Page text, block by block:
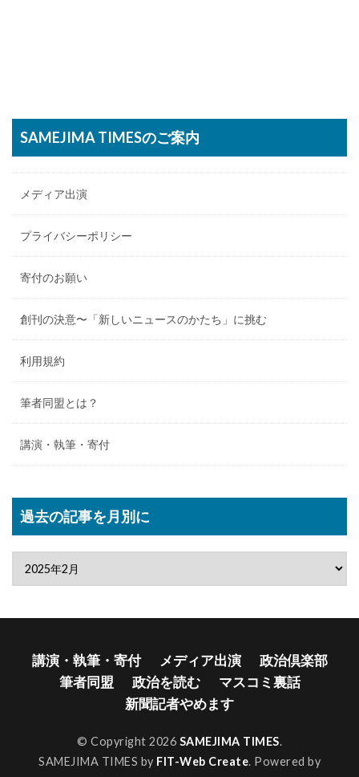
SAMEJIMA TIMESのご案内
メディア出演
プライバシーポリシー
寄付のお願い
創刊の決意〜「新しいニュースのかたち」に挑む
利用規約
筆者同盟とは？
講演・執筆・寄付
過去の記事を月別に
講演・執筆・寄付 メディア出演
政治倶楽部
筆者同盟
政治を読む
マスコミ裏話
新聞記者やめます
© Copyright 2026 SAMEJIMA TIMES.
SAMEJIMA TIMES by FIT-Web Create. Powered by